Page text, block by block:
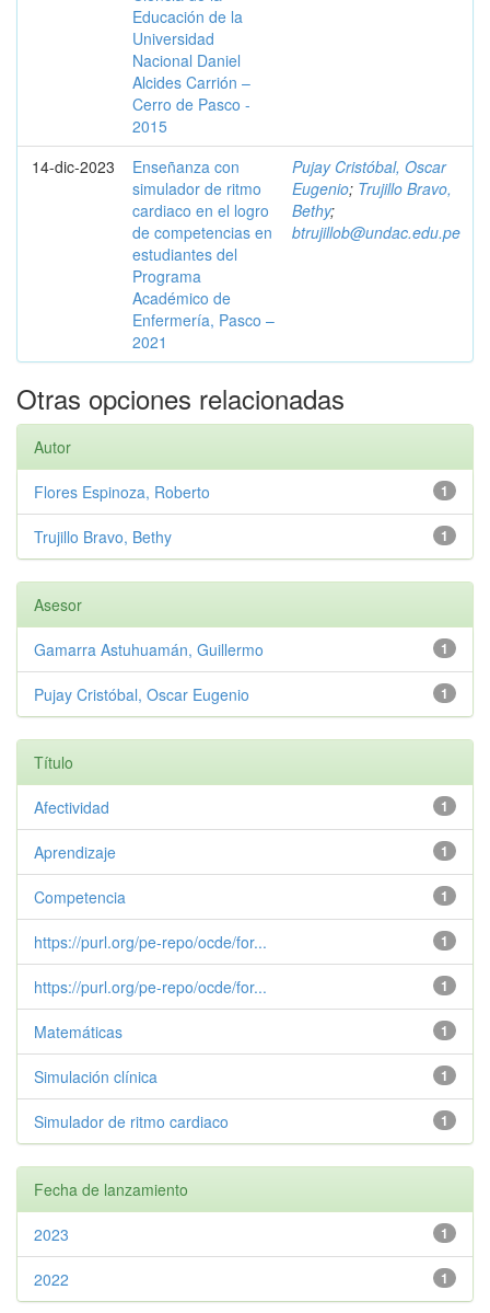
Educación de la
Universidad
Nacional Daniel
Alcides Carrión –
Cerro de Pasco -
2015
14-dic-2023
Enseñanza con
simulador de ritmo
cardiaco en el logro
de competencias en
estudiantes del
Programa
Académico de
Enfermería, Pasco –
2021
Pujay Cristóbal, Oscar
Eugenio; Trujillo Bravo,
Bethy;
btrujillob@undac.edu.pe
Otras opciones relacionadas
Autor
1
Flores Espinoza, Roberto
1
Trujillo Bravo, Bethy
Asesor
1
Gamarra Astuhuamán, Guillermo
1
Pujay Cristóbal, Oscar Eugenio
Título
1
Afectividad
1
Aprendizaje
1
Competencia
1
https://purl.org/pe-repo/ocde/for...
1
https://purl.org/pe-repo/ocde/for...
1
Matemáticas
1
Simulación clínica
1
Simulador de ritmo cardiaco
Fecha de lanzamiento
1
2023
1
2022